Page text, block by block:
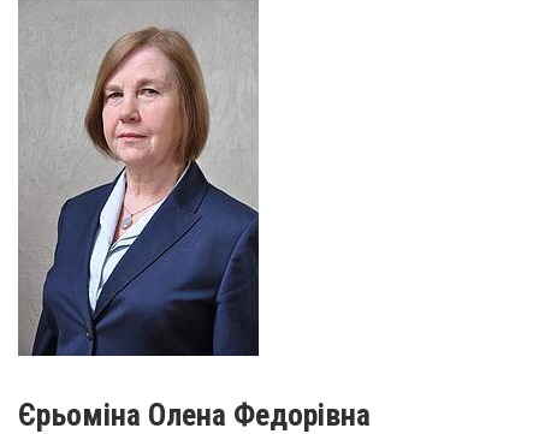
Єрьоміна Олена Федорівна